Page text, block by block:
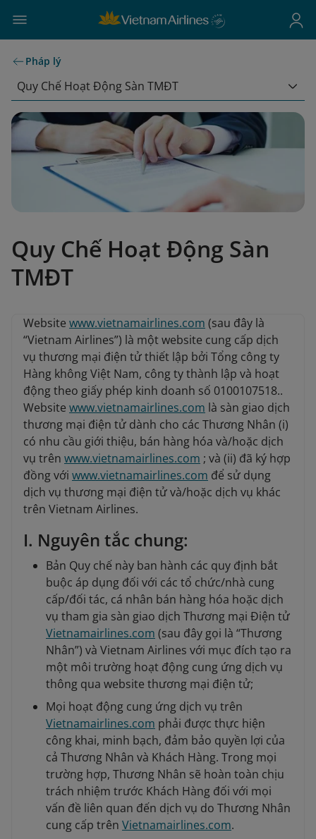
Pháp lý
Quy Chế Hoạt Động Sàn TMĐT
Quy Chế Hoạt Động Sàn
TMĐT
Website www.vietnamairlines.com (sau đây là
“Vietnam Airlines”) là một website cung cấp dịch
vụ thương mại điện tử thiết lập bởi Tổng công ty
Hàng không Việt Nam, công ty thành lập và hoạt
động theo giấy phép kinh doanh số 0100107518..
Website www.vietnamairlines.com là sàn giao dịch
thương mại điện tử dành cho các Thương Nhân (i)
có nhu cầu giới thiệu, bán hàng hóa và/hoặc dịch
vụ trên www.vietnamairlines.com ; và (ii) đã ký hợp
đồng với www.vietnamairlines.com để sử dụng
dịch vụ thương mại điện tử và/hoặc dịch vụ khác
trên Vietnam Airlines.
I. Nguyên tắc chung:
Bản Quy chế này ban hành các quy định bắt
buộc áp dụng đối với các tổ chức/nhà cung
cấp/đối tác, cá nhân bán hàng hóa hoặc dịch
vụ tham gia sàn giao dịch Thương mại Điện tử
Vietnamairlines.com (sau đây gọi là “Thương
Nhân”) và Vietnam Airlines với mục đích tạo ra
một môi trường hoạt động cung ứng dịch vụ
thông qua website thương mại điện tử;
Mọi hoạt động cung ứng dịch vụ trên
Vietnamairlines.com phải được thực hiện
công khai, minh bạch, đảm bảo quyền lợi của
cả Thương Nhân và Khách Hàng. Trong mọi
trường hợp, Thương Nhân sẽ hoàn toàn chịu
trách nhiệm trước Khách Hàng đối với mọi
vấn đề liên quan đến dịch vụ do Thương Nhân
cung cấp trên Vietnamairlines.com.